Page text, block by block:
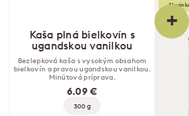
+
Kaša plná bielkovín s
ugandskou vanilkou
Bezlepková kaša s vysokým obsahom
bielkovín a pravou ugandskou vanilkou.
Minútová príprava.
6.09 €
300 g